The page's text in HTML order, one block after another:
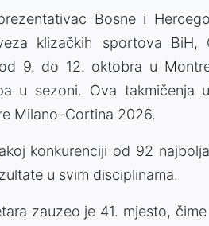
Bosne i
klizačkih sportova BiH,
9. do 12. oktobra u
u sezoni. Ova takmičenja
Milano–Cortina 2026.
konkurenciji od 92
u svim disciplinama.
zauzeo je 41. mjesto,